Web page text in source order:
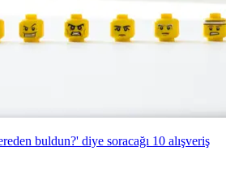
buldun?' diye soracağı 10 alışveriş